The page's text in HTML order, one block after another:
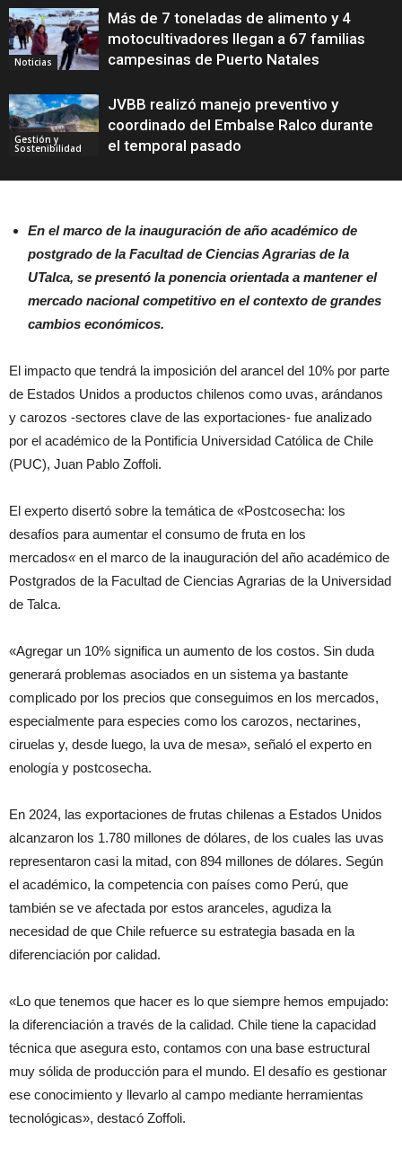
Noticias
Más de 7 toneladas de alimento y 4
motocultivadores llegan a 67 familias
campesinas de Puerto Natales
Gestión y
Sostenibilidad
JVBB realizó manejo preventivo y
coordinado del Embalse Ralco durante
el temporal pasado
En el marco de la inauguración de año académico de
postgrado de la Facultad de Ciencias Agrarias de la
UTalca, se presentó la ponencia orientada a mantener el
mercado nacional competitivo en el contexto de grandes
cambios económicos.
El impacto que tendrá la imposición del arancel del 10% por parte
de Estados Unidos a productos chilenos como uvas, arándanos
y carozos -sectores clave de las exportaciones- fue analizado
por el académico de la Pontificia Universidad Católica de Chile
(PUC), Juan Pablo Zoffoli.
El experto disertó sobre la temática de «Postcosecha: los
desafíos para aumentar el consumo de fruta en los
mercados«en el marco de la inauguración del año académico de
Postgrados de la Facultad de Ciencias Agrarias de la Universidad
de Talca.
«Agregar un 10% significa un aumento de los costos. Sin duda
generará problemas asociados en un sistema ya bastante
complicado por los precios que conseguimos en los mercados,
especialmente para especies como los carozos, nectarines,
ciruelas y, desde luego, la uva de mesa», señaló el experto en
enología y postcosecha.
En 2024, las exportaciones de frutas chilenas a Estados Unidos
alcanzaron los 1.780 millones de dólares, de los cuales las uvas
representaron casi la mitad, con 894 millones de dólares. Según
el académico, la competencia con países como Perú, que
también se ve afectada por estos aranceles, agudiza la
necesidad de que Chile refuerce su estrategia basada en la
diferenciación por calidad.
«Lo que tenemos que hacer es lo que siempre hemos empujado:
la diferenciación a través de la calidad. Chile tiene la capacidad
técnica que asegura esto, contamos con una base estructural
muy sólida de producción para el mundo. El desafío es gestionar
ese conocimiento y llevarlo al campo mediante herramientas
tecnológicas», destacó Zoffoli.